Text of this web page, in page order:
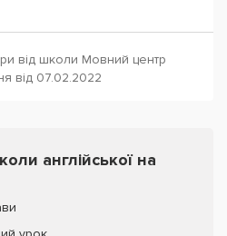
від школи Мовний центр
від 07.02.2022
англійської на